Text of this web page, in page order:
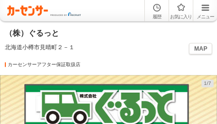
履歴 お気に入り メニュー
（株）ぐるっと
北海道小樽市見晴町２－１ MAP
カーセンサーアフター保証取扱店
1/7